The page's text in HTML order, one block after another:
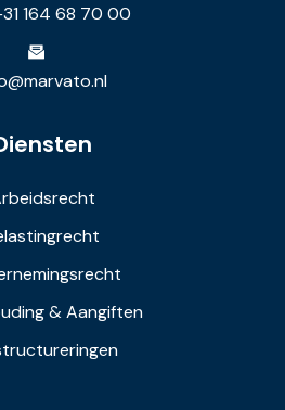
164 68 70 00
& Aangiften